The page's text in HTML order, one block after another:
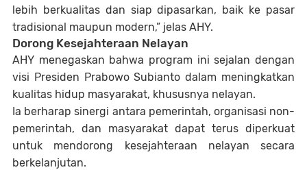
lebih berkualitas dan siap dipasarkan, baik ke pasar
tradisional maupun modern,” jelas AHY.
Dorong Kesejahteraan Nelayan
AHY menegaskan bahwa program ini sejalan dengan
visi Presiden Prabowo Subianto dalam meningkatkan
kualitas hidup masyarakat, khususnya nelayan.
Ia berharap sinergi antara pemerintah, organisasi non-
pemerintah, dan masyarakat dapat terus diperkuat
untuk mendorong kesejahteraan nelayan secara
berkelanjutan.